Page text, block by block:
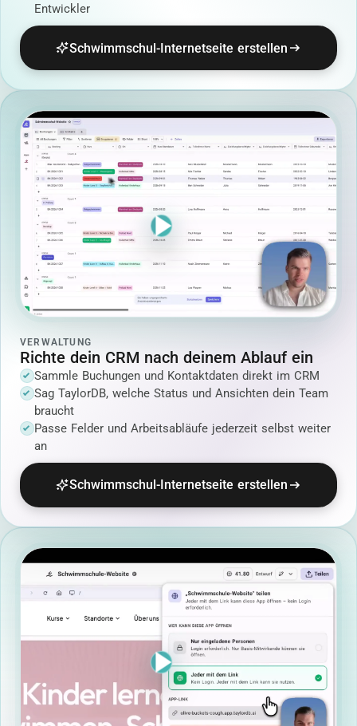
Entwickler
Schwimmschul-Internetseite erstellen
VERWALTUNG
Richte dein CRM nach deinem Ablauf ein
Sammle Buchungen und Kontaktdaten direkt im CRM
Sag TaylorDB, welche Status und Ansichten dein Team
braucht
Passe Felder und Arbeitsabläufe jederzeit selbst weiter
an
Schwimmschul-Internetseite erstellen